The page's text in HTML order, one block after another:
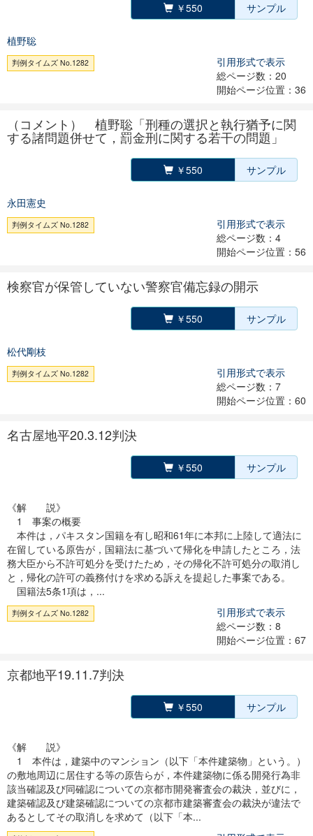
￥550 サンプル
植野聡
判例タイムズ No.1282
引用形式で表示
総ページ数：20
開始ページ位置：36
（コメント） 植野聡「刑種の選択と執行猶予に関
する諸問題併せて，罰金刑に関する若干の問題」
￥550 サンプル
永田憲史
判例タイムズ No.1282
引用形式で表示
総ページ数：4
開始ページ位置：56
検察官が保管していない警察官備忘録の開示
￥550 サンプル
松代剛枝
判例タイムズ No.1282
引用形式で表示
総ページ数：7
開始ページ位置：60
名古屋地平20.3.12判決
￥550 サンプル
《解 説》
1 事案の概要
本件は，パキスタン国籍を有し昭和61年に本邦に上陸して適法に
在留している原告が，国籍法に基づいて帰化を申請したところ，法
務大臣から不許可処分を受けたため，その帰化不許可処分の取消し
と，帰化の許可の義務付けを求める訴えを提起した事案である。
国籍法5条1項は，...
判例タイムズ No.1282
引用形式で表示
総ページ数：8
開始ページ位置：67
京都地平19.11.7判決
￥550 サンプル
《解 説》
1 本件は，建築中のマンション（以下「本件建築物」という。）
の敷地周辺に居住する等の原告らが，本件建築物に係る開発行為非
該当確認及び同確認についての京都市開発審査会の裁決，並びに，
建築確認及び建築確認についての京都市建築審査会の裁決が違法で
あるとしてその取消しを求めて（以下「本...